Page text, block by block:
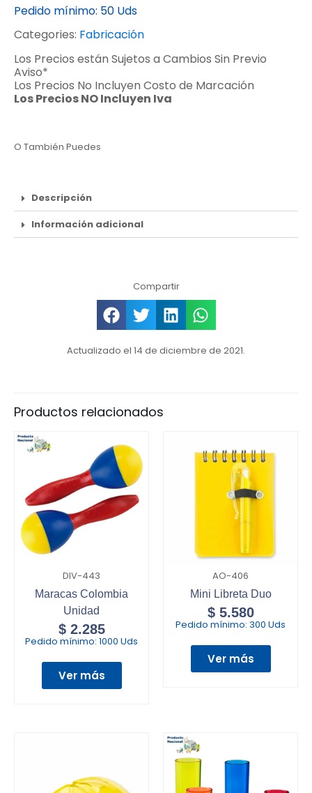
Pedido mínimo: 50 Uds
Categories: Fabricación
Los Precios están Sujetos a Cambios Sin Previo
Aviso*
Los Precios No Incluyen Costo de Marcación
Los Precios NO Incluyen Iva
O También Puedes
Descripción
Información adicional
Compartir
Actualizado el 14 de diciembre de 2021.
Productos relacionados
DIV-443
Maracas Colombia
Unidad
$2.285
Pedido mínimo: 1000 Uds
Ver más
AO-406
Mini Libreta Duo
$5.580
Pedido mínimo: 300 Uds
Ver más